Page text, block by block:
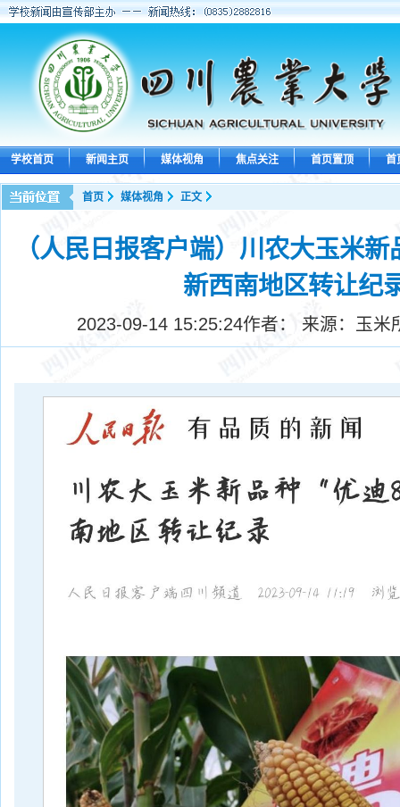
学校首页 新闻主页 媒体视角 焦点关注 首页置顶 首
首页 媒体视角 正文
（人民日报客户端）川农大玉米新
新西南地区转让纪
2023-09-14 15:25:24作者： 来源：玉米